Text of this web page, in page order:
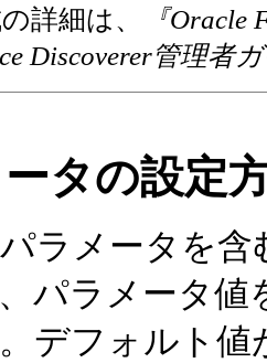
詳細は、
『Oracle
Discoverer管理者
タの設定
ラメータを
パラメータ
デフォルト